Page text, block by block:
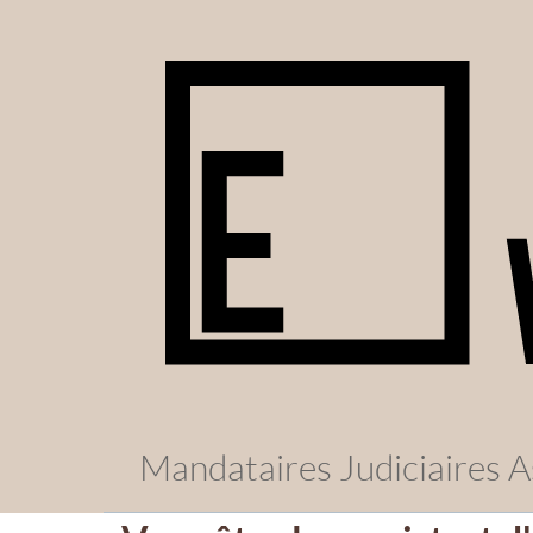
Mandataires Judiciaires